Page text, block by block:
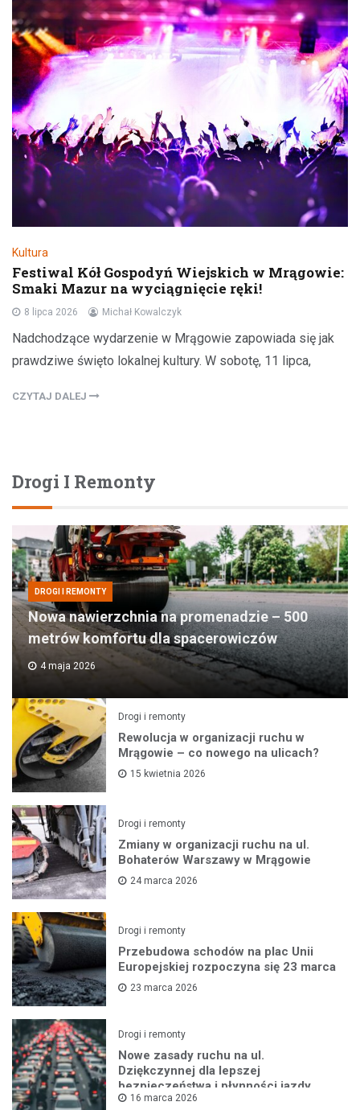
Kultura
Festiwal Kół Gospodyń Wiejskich w Mrągowie:
Smaki Mazur na wyciągnięcie ręki!
8 lipca 2026 Michał Kowalczyk
Nadchodzące wydarzenie w Mrągowie zapowiada się jak
prawdziwe święto lokalnej kultury. W sobotę, 11 lipca,
CZYTAJ DALEJ
Drogi I Remonty
DROGI I REMONTY
Nowa nawierzchnia na promenadzie – 500
metrów komfortu dla spacerowiczów
4 maja 2026
Drogi i remonty
Rewolucja w organizacji ruchu w
Mrągowie – co nowego na ulicach?
15 kwietnia 2026
Drogi i remonty
Zmiany w organizacji ruchu na ul.
Bohaterów Warszawy w Mrągowie
24 marca 2026
Drogi i remonty
Przebudowa schodów na plac Unii
Europejskiej rozpoczyna się 23 marca
23 marca 2026
Drogi i remonty
Nowe zasady ruchu na ul.
Dziękczynnej dla lepszej
bezpieczeństwa i płynności jazdy
16 marca 2026